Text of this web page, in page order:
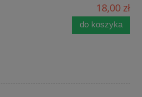
18,00 zł
do koszyka